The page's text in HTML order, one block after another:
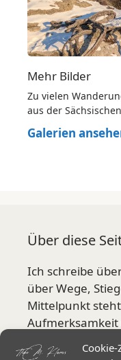
Mehr Bilder
Zu vielen
aus der
Galerien
Über diese
Ich schreibe
über Wege,
Mittelpunkt